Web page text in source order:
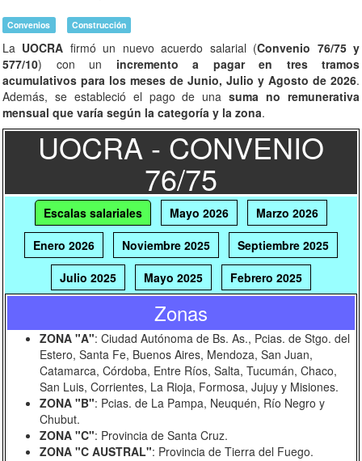
Convenios Construcción
La UOCRA firmó un nuevo acuerdo salarial (Convenio 76/75 y
577/10) con un
incremento a pagar en tres tramos
acumulativos para los meses de Junio, Julio y Agosto de 2026.
Además, se estableció el pago de unasuma no remunerativa
mensual que varía según la categoría y la zona.
UOCRA - CONVENIO
76/75
Escalas salariales Mayo 2026
Marzo 2026
Enero 2026
Noviembre 2025
Septiembre 2025
Julio 2025
Mayo 2025
Febrero 2025
Agosto 2024
Febrero 2024
Enero 2024
Octubre 2023
Junio 2023
Abril 2023
Diciembre 2022
Septiembre 2022
Mayo 2022
Febrero 2022
Agosto 2021
Abril 2021
Noviembre 2020
Zonas
ZONA "A": Ciudad Autónoma de Bs. As., Pcias. de Stgo. del
Estero, Santa Fe, Buenos Aires, Mendoza, San Juan,
Catamarca, Córdoba, Entre Ríos, Salta, Tucumán, Chaco,
San Luis, Corrientes, La Rioja, Formosa, Jujuy y Misiones.
ZONA "B": Pcias. de La Pampa, Neuquén, Río Negro y
Chubut.
ZONA "C": Provincia de Santa Cruz.
ZONA "C AUSTRAL": Provincia de Tierra del Fuego.